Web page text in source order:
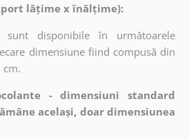
lățime x înălțime):
sunt disponibile în următoarele
dimensiune fiind compusă din
cm.
- dimensiuni standard
același, doar dimensiunea